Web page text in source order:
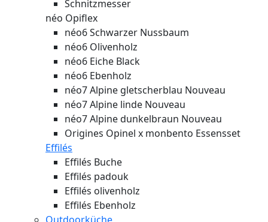
Schnitzmesser
néo Opiflex
néo6 Schwarzer Nussbaum
néo6 Olivenholz
néo6 Eiche Black
néo6 Ebenholz
néo7 Alpine gletscherblau Nouveau
néo7 Alpine linde Nouveau
néo7 Alpine dunkelbraun Nouveau
Origines Opinel x monbento Essensset
Effilés
Effilés Buche
Effilés padouk
Effilés olivenholz
Effilés Ebenholz